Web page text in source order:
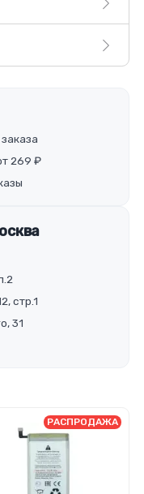
269 ₽
стр.1
31
РАСПРОДАЖА